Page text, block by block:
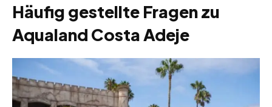
Häufig gestellte Fragen zu
Aqualand Costa Adeje